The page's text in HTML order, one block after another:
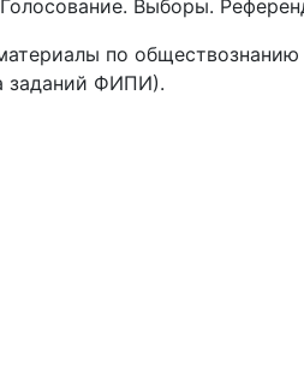
Выборы.
по
заданий ФИПИ).